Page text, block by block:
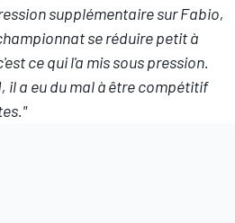
supplémentaire sur Fabio,
se réduire petit à
ce qui l'a mis sous pression.
il a eu du mal à être compétitif